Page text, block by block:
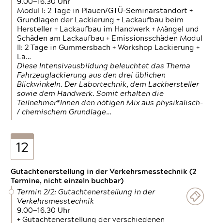
9.00—16.30 Uhr
Modul I: 2 Tage in Plauen/GTÜ-Seminarstandort +
Grundlagen der Lackierung + Lackaufbau beim
Hersteller + Lackaufbau im Handwerk + Mängel und
Schäden am Lackaufbau + Emissionsschäden Modul
II: 2 Tage in Gummersbach + Workshop Lackierung +
La…
Diese Intensivausbildung beleuchtet das Thema
Fahrzeuglackierung aus den drei üblichen
Blickwinkeln. Der Labortechnik, dem Lackhersteller
sowie dem Handwerk. Somit erhalten die
Teilnehmer*Innen den nötigen Mix aus physikalisch-
/ chemischem Grundlage…
12
Gutachtenerstellung in der Verkehrsmesstechnik (2
Termine, nicht einzeln buchbar)
Termin 2/2: Gutachtenerstellung in der
Verkehrsmesstechnik
9.00—16.30 Uhr
+ Gutachtenerstellung der verschiedenen